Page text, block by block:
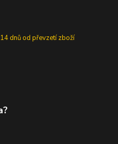
dnů od převzetí zboží